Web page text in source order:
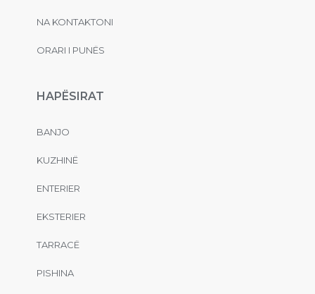
NA KONTAKTONI
ORARI I PUNËS
HAPËSIRAT
BANJO
KUZHINË
ENTERIER
EKSTERIER
TARRACË
PISHINA